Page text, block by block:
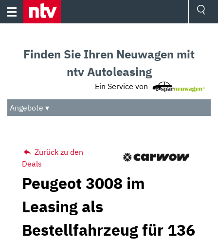
Skip
Audio
Das Beste
Finden Sie Ihren Neuwagen mit
ntv Autoleasing
Ein Service von
Angebote ▾
Zurück zu den
Deals
Peugeot 3008 im
Leasing als
Bestellfahrzeug für 136